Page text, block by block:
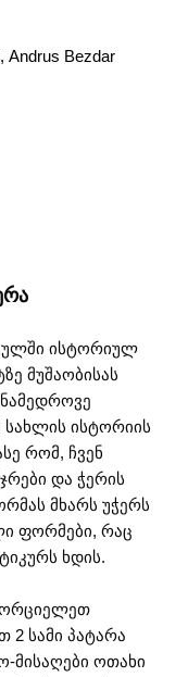
Andrus Bezdar
ისტორიულ
მუშაობისას
სახლის ისტორიის
რომ, ჩვენ
და ჭერის
მხარს უჭერს
ფორმები, რაც
ხდის.
2 სამი პატარა
მისაღები ოთახი